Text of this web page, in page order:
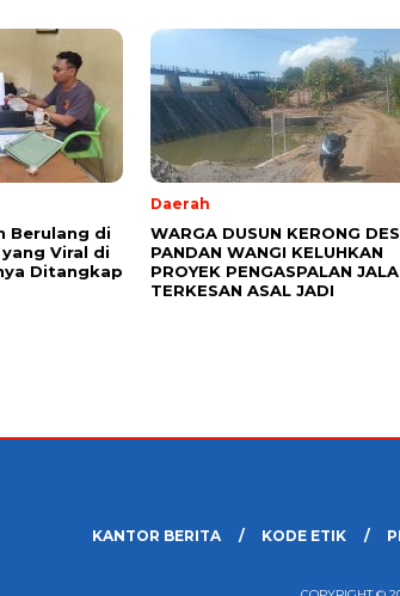
Berulang di
Viral di
Ditangkap
Daerah
WARGA DUSUN KERONG
PANDAN WANGI KELUHKAN
PROYEK PENGASPALAN
TERKESAN ASAL JADI
KANTOR BERITA KODE ETIK